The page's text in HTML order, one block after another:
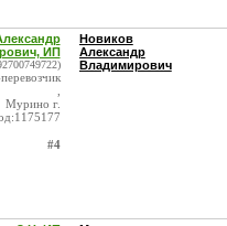
ИП
Мурино г.
#4
Новиков
Александр
Владимирович